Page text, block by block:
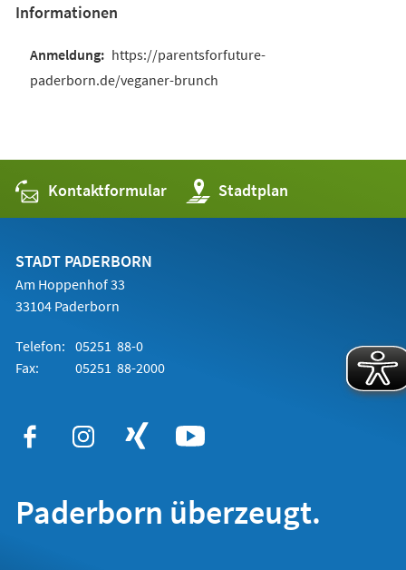
neuen
Informationen
https://parentsforfuture-
paderborn.de/veganer-brunch
Kontaktformular Stadtplan
(Öffnet
in
einem
STADT PADERBORN
Am Hoppenhof 33
33104 Paderborn
Telefon: 05251 88-0
Fax:
05251 88-2000
Paderborn überzeugt.